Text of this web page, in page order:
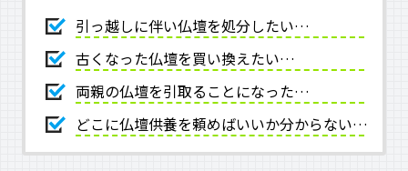
引っ越しに伴い仏壇を処分したい…
古くなった仏壇を買い換えたい…
両親の仏壇を引取ることになった…
どこに仏壇供養を頼めばいいか分からない…